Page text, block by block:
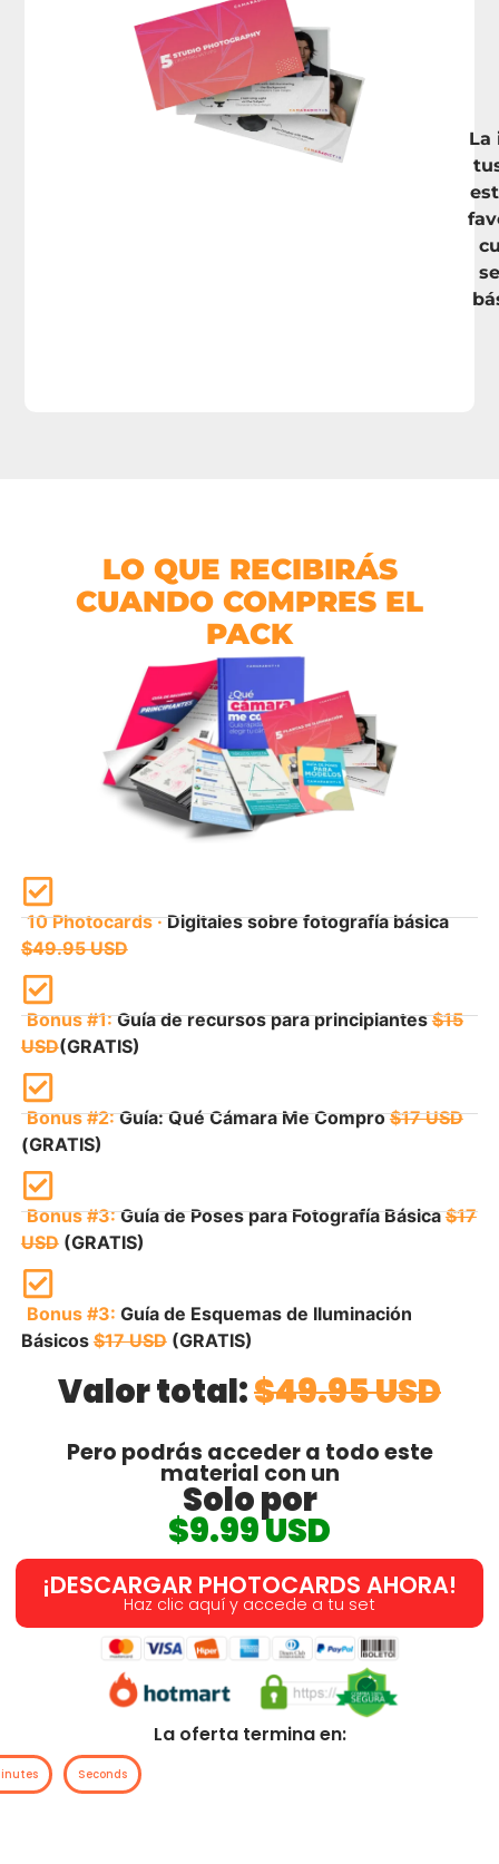
La
LO QUE RECIBIRÁS
CUANDO COMPRES EL
PACK
10 Photocards ·Digitales sobre fotografía básica
$49.95 USD
Bonus #1:Guía de recursos para principiantes$15
USD(GRATIS)
Bonus #2:Guía: Qué Cámara Me Compro$17 USD
(GRATIS)
Bonus #3:Guía de Poses para Fotografía Básica$17
USD(GRATIS)
Bonus #3: Guía de Esquemas de Iluminación
Básicos$17 USD(GRATIS)
Valor total:$49.95 USD
Pero podrás acceder a todo este
material con un
Solo por
$9.99 USD
¡DESCARGAR PHOTOCARDS AHORA!
Haz clic aquí y accede a tu set
La oferta termina en:
Seconds